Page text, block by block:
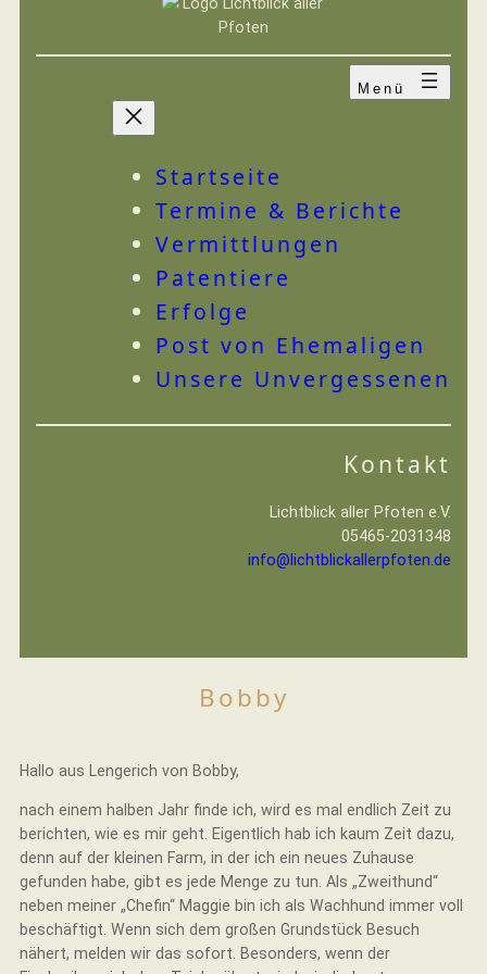
Startseite
Termine & Berichte
Vermittlungen
Patentiere
Erfolge
Post von Ehemaligen
Unsere Unvergessenen
Kontakt
Lichtblick aller Pfoten e.V.
05465-2031348
info@lichtblickallerpfoten.de
Bobby
Hallo aus Lengerich von Bobby,
nach einem halben Jahr finde ich, wird es mal endlich Zeit zu
berichten, wie es mir geht. Eigentlich hab ich kaum Zeit dazu,
denn auf der kleinen Farm, in der ich ein neues Zuhause
gefunden habe, gibt es jede Menge zu tun. Als „Zweithund“
neben meiner „Chefin“ Maggie bin ich als Wachhund immer voll
beschäftigt. Wenn sich dem großen Grundstück Besuch
nähert, melden wir das sofort. Besonders, wenn der